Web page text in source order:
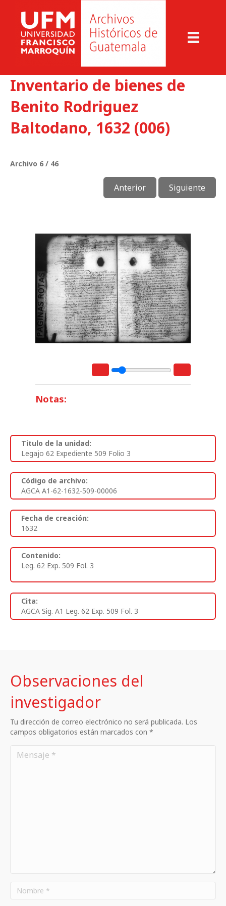
Inventario de bienes de
Benito Rodriguez
Baltodano, 1632 (006)
Archivo 6 / 46
Anterior Siguiente
Notas:
Titulo de la unidad:
Legajo 62 Expediente 509 Folio 3
Código de archivo:
AGCA A1-62-1632-509-00006
Fecha de creación:
1632
Contenido:
Leg. 62 Exp. 509 Fol. 3
Cita:
AGCA Sig. A1 Leg. 62 Exp. 509 Fol. 3
Observaciones del
investigador
Tu dirección de correo electrónico no será publicada. Los
campos obligatorios están marcados con *